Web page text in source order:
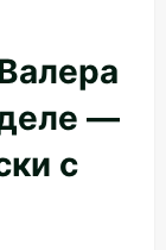
—
с